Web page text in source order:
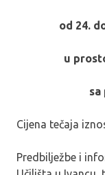
od 24.
u
sa
Cijena tečaja
Predbilježbe i